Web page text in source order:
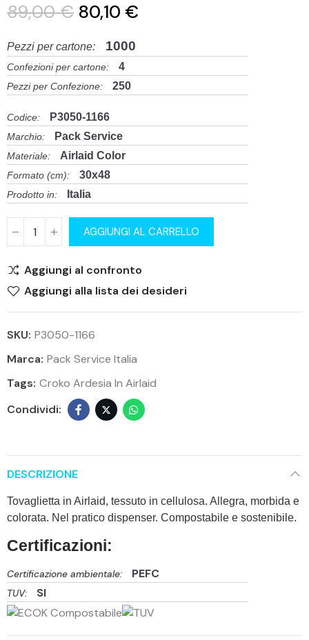
89,00 € 80,10 €
Pezzi per cartone: 1000
Confezioni per cartone: 4
Pezzi per Confezione: 250
Codice: P3050-1166
Marchio: Pack Service
Materiale: Airlaid Color
Formato (cm): 30x48
Prodotto in: Italia
AGGIUNGI AL CARRELLO
Aggiungi al confronto
Aggiungi alla lista dei desideri
SKU: P3050-1166
Marca: Pack Service Italia
Tags: Croko Ardesia In Airlaid
DESCRIZIONE
Tovaglietta in Airlaid, tessuto in cellulosa. Allegra, morbida e
colorata. Nel pratico dispenser. Compostabile e sostenibile.
Certificazioni:
Certificazione ambientale: PEFC
TUV: SI